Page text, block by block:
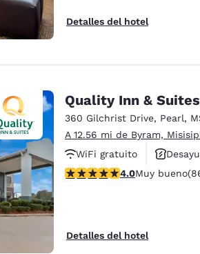
Detalles del hotel
Quality Inn &
360 Gilchrist Drive, Pearl,
A 12.56 mi de Byram,
WiFi gratuito
Piscina al aire libre
calificación de 4.02
4.0Muy bueno
Detalles del hotel